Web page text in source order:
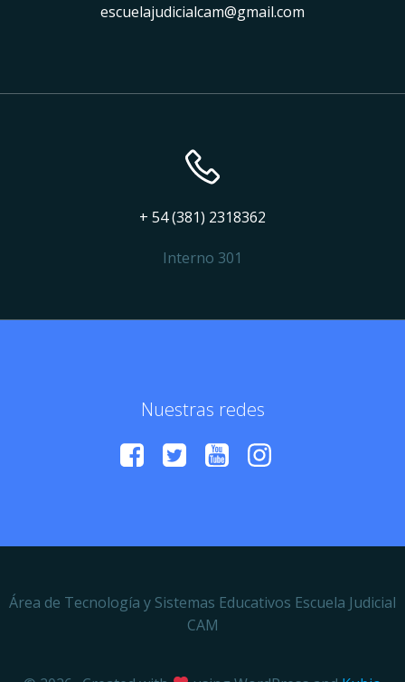
escuelajudicialcam@gmail.com
+ 54 (381) 2318362
Interno 301
Nuestras redes
Área de Tecnología y Sistemas Educativos Escuela Judicial
CAM